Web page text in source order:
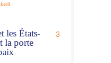
les États-
la porte
3